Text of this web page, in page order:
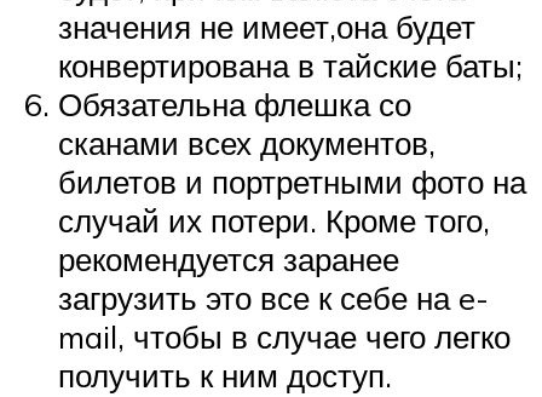
значения не имеет,она будет
конвертирована в тайские баты;
Обязательна флешка со
сканами всех документов,
билетов и портретными фото на
случай их потери. Кроме того,
рекомендуется заранее
загрузить это все к себе на e-
mail, чтобы в случае чего легко
получить к ним доступ.